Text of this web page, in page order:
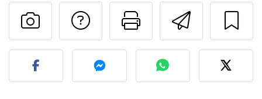
Imprima
Falar com o autor
Fez esta receita?